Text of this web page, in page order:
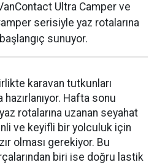
Ultra Camper ve
serisiyle yaz rotalarına
sunuyor.
karavan tutkunları
Hafta sonu
rotalarına uzanan seyahat
ve keyifli bir yolculuk için
olması gerekiyor. Bu
biri ise doğru lastik